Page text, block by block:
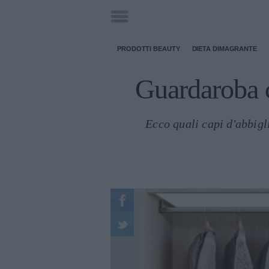
PRODOTTI BEAUTY DIETA DIMAGRANTE
Guardaroba
Ecco quali capi